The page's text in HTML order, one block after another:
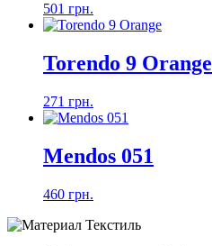
501 грн.
Torendo 9 Orange
271 грн.
Mendos 051
460 грн.